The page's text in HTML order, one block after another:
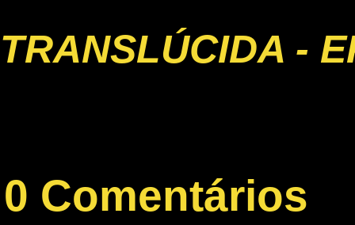
TRANSLÚCIDA -
0 Comentários